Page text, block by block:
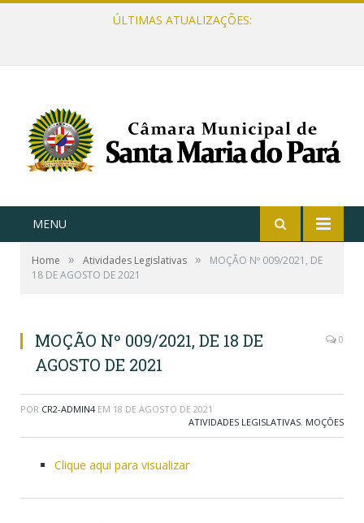
ÚLTIMAS ATUALIZAÇÕES:
MENU
Home » Atividades Legislativas »
MOÇÃO Nº 009/2021, DE
18 DE AGOSTO DE 2021
MOÇÃO Nº 009/2021, DE 18 DE
AGOSTO DE 2021
0
POR CR2-ADMIN4 EM 18 DE AGOSTO DE 2021
ATIVIDADES LEGISLATIVAS, MOÇÕES
Clique aqui para visualizar